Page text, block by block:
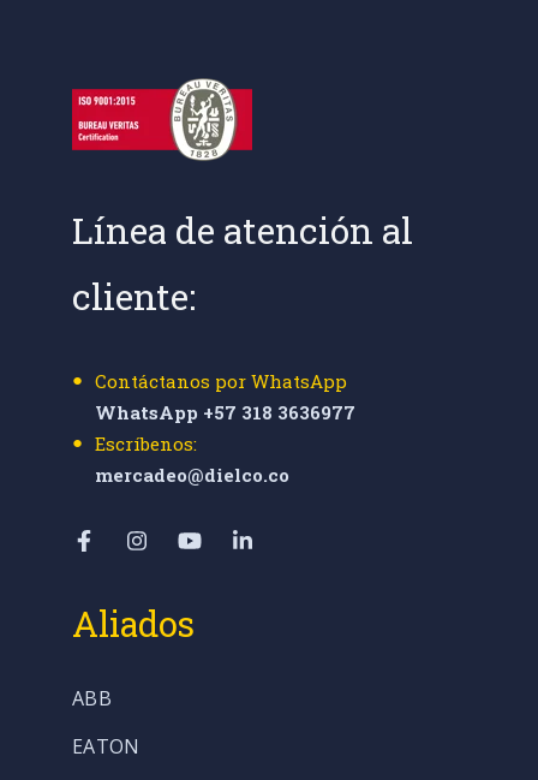
Línea de atención al
cliente:
Contáctanos por WhatsApp
WhatsApp +57 318 3636977
Escríbenos:
mercadeo@dielco.co
Aliados
ABB
EATON